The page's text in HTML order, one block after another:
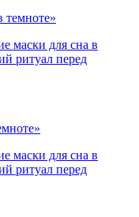
маски для сна в
ритуал перед
маски для сна в
ритуал перед